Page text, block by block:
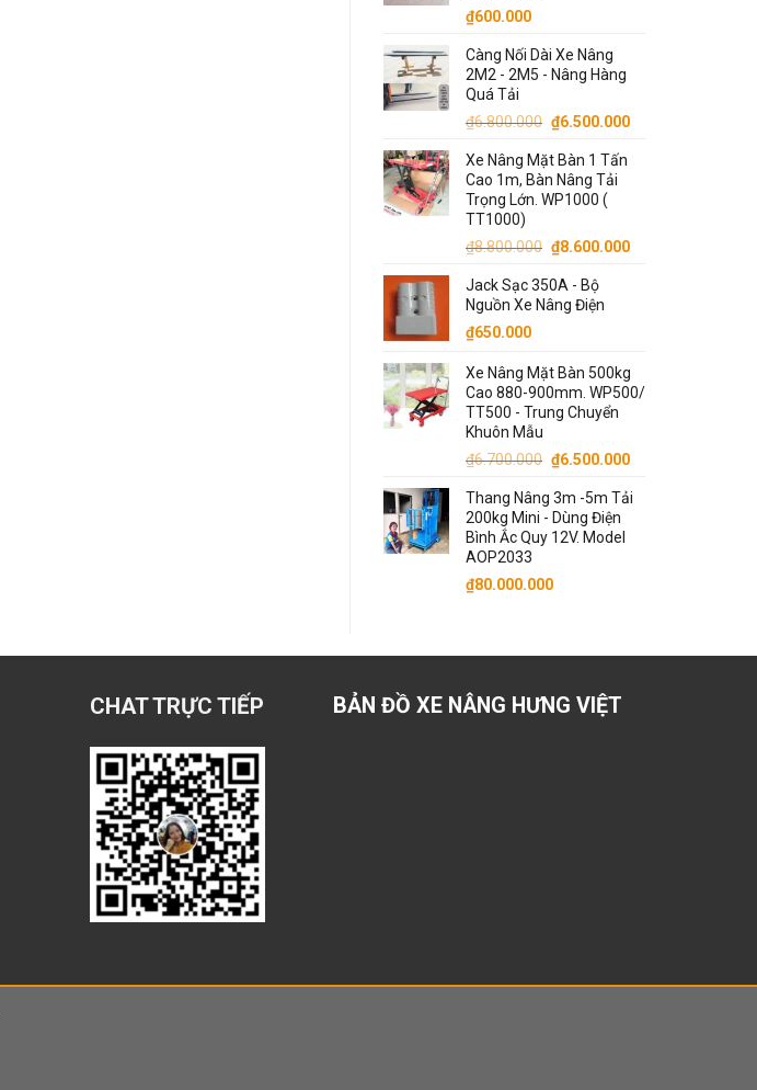
₫600.000
Càng Nối Dài Xe Nâng
2M2 - 2M5 - Nâng Hàng
Quá Tải
₫6.800.000 Giá
là:
₫6.800.000.
₫6.500.000Giá
Xe Nâng Mặt Bàn 1 Tấn
Cao 1m, Bàn Nâng Tải
Trọng Lớn. WP1000 (
TT1000)
₫8.800.000 Giá
là:
₫8.800.000.
₫8.600.000Giá
Jack Sạc 350A - Bộ
Nguồn Xe Nâng Điện
₫650.000
Xe Nâng Mặt Bàn 500kg
Cao 880-900mm. WP500/
TT500 - Trung Chuyển
Khuôn Mẫu
₫6.700.000 Giá
là:
₫6.700.000.
₫6.500.000Giá
tại
Thang Nâng 3m -5m Tải
200kg Mini - Dùng Điện
Bình Ắc Quy 12V. Model
AOP2033
₫80.000.000
CHAT TRỰC TIẾP BẢN ĐỒ XE NÂNG HƯNG VIỆT